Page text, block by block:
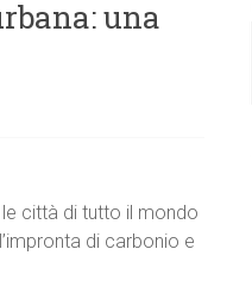
una
città di tutto il mondo
di carbonio e